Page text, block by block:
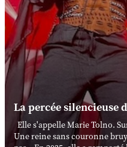
La percée silencieuse
Elle s'appelle Marie Tolno.
Une reine sans couronne